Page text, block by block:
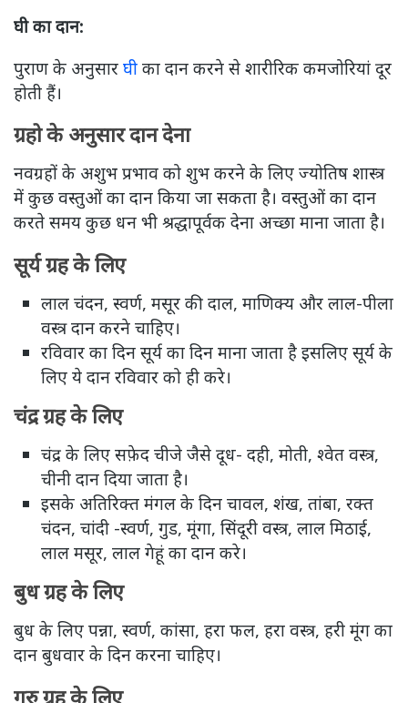
घी का दान:
पुराण के अनुसार घी का दान करने से शारीरिक कमजोरियां दूर
होती हैं।
ग्रहो के अनुसार दान देना
नवग्रहों के अशुभ प्रभाव को शुभ करने के लिए ज्योतिष शास्त्र
में कुछ वस्तुओं का दान किया जा सकता है। वस्तुओं का दान
करते समय कुछ धन भी श्रद्धापूर्वक देना अच्छा माना जाता है।
सूर्य ग्रह के लिए
लाल चंदन, स्वर्ण, मसूर की दाल, माणिक्य और लाल-पीला
वस्त्र दान करने चाहिए।
रविवार का दिन सूर्य का दिन माना जाता है इसलिए सूर्य के
लिए ये दान रविवार को ही करे।
चंद्र ग्रह के लिए
चंद्र के लिए सफ़ेद चीजे जैसे दूध- दही, मोती, श्वेत वस्त्र,
चीनी दान दिया जाता है।
इसके अतिरिक्त मंगल के दिन चावल, शंख, तांबा, रक्त
चंदन, चांदी -स्वर्ण, गुड, मूंगा, सिंदूरी वस्त्र, लाल मिठाई,
लाल मसूर, लाल गेहूं का दान करे।
बुध ग्रह के लिए
बुध के लिए पन्ना, स्वर्ण, कांसा, हरा फल, हरा वस्त्र, हरी मूंग का
दान बुधवार के दिन करना चाहिए।
गुरु ग्रह के लिए